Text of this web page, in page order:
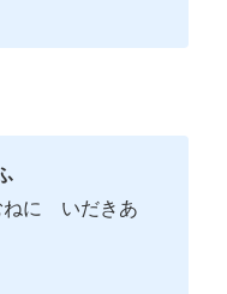
ねに いだきあ